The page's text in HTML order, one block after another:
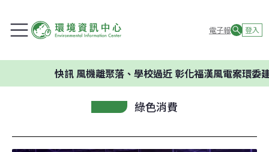
電子報 登入
風機離聚落、學校過近 彰化福漢風電案環委建議不應開
綠色消費